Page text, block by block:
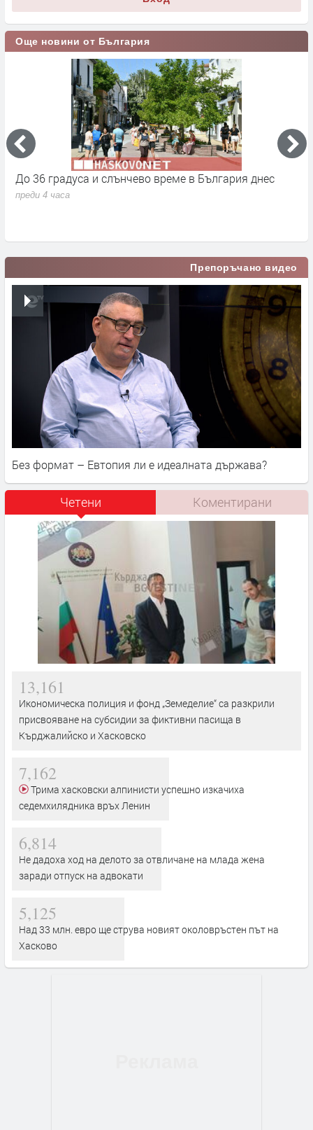
Още новини от България
До 36 градуса и слънчево време в България днес
преди 4 часа
Препоръчано видео
Без формат – Евтопия ли е идеалната държава?
Четени Коментирани
13,161
Икономическа полиция и фонд „Земеделие“ са разкрили
присвояване на субсидии за фиктивни пасища в
Кърджалийско и Хасковско
7,162
седемхилядника връх Ленин
6,814
Не дадоха ход на делото за отвличане на млада жена
заради отпуск на адвокати
5,125
Над 33 млн. евро ще струва новият околовръстен път на
Хасково